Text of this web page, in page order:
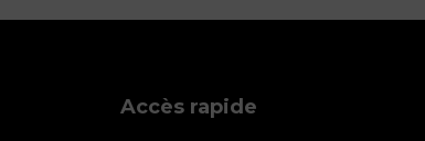
Accès rapide